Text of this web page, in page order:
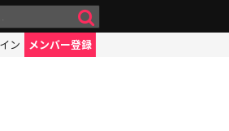
ン メンバー登録